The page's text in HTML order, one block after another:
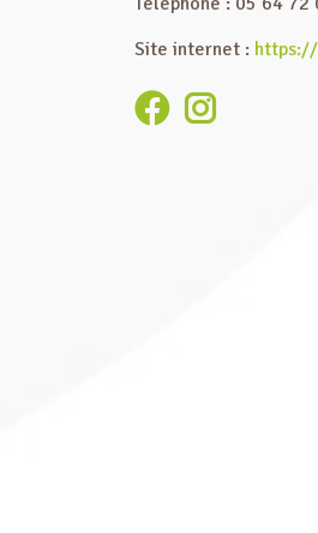
Site internet :